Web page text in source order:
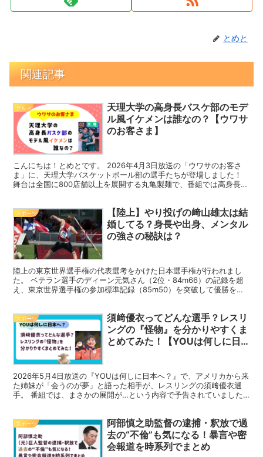
とめと
関連記事
グルメ
天理大学の高身長バスケ部のモデ
ル風イケメンは誰なの？【ウワサ
のお客さま】
こんにちは！とめとです。 2026年4月3日放送の「ウワサのお客さ
ま」に、天理大学バスケットボール部の選手たちが登場しました！
舞台は全国に800店舗以上を展開する丸亀製麺で、番組では高身長イ
スポーツ
【陸上】やり投げの﨑山雄太は結
婚してる？身長や出身、メンタル
の強さの秘訣は？
陸上の東京世界選手権の代表選考をかけた日本選手権が行われまし
た。 ベテラン選手のディーン元気さん（2位・84m66）の記録を超
え、東京世界選手権の参加標準記録（85m50）を突破して優勝を決
スポーツ
須﨑優衣ってどんな選手？レスリ
ングの『怪物』を分かりやすくま
とめてみた！【YOUは何しに日
2026年5月4日放送の『YOUは何しに日本へ？』で、アメリカから来
た姉妹が「会うのが夢」と語った相手が、レスリングの須﨑優衣選
手。 番組では、まさかの展開が…という内容で予告されていました
スポーツ
阿部慎之助監督の逮捕・釈放で過
去の“不倫”も気になる！暴言や密
会報道を時系列でまとめ